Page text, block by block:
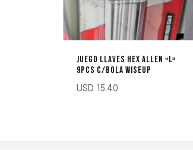
JUEGO LLAVES HEX ALLEN «L»
9PCS C/BOLA WISEUP
USD 15.40